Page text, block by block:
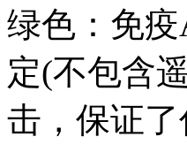
绿色：免
定(不包含
击，保证